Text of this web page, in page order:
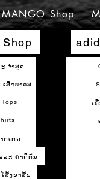
MANGO Shop
ຈຳສູດ
ເສື້ອບາວສ
ກເກດ
ລະ ຄາດິກັນ
ສ້ງຂາສັ້ນ
ເ